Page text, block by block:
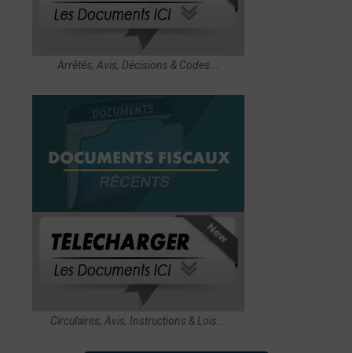
Arrêtés, Avis, Décisions & Codes...
Circulaires, Avis, Instructions & Lois...